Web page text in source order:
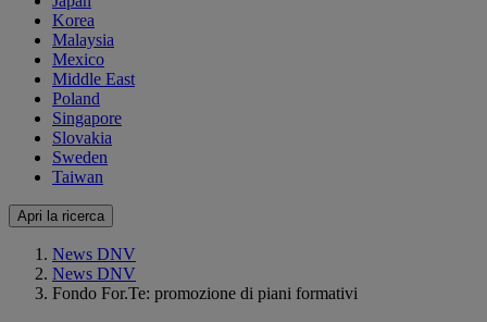
Korea
Malaysia
Mexico
Middle East
Poland
Singapore
Slovakia
Sweden
Taiwan
Apri la ricerca
News DNV
News DNV
Fondo For.Te: promozione di piani formativi